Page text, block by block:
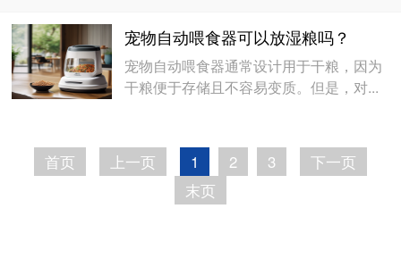
宠物自动喂食器可以放湿粮吗？
宠物自动喂食器通常设计用于干粮，因为
干粮便于存储且不容易变质。但是，对...
首页 上一页 1 2 3
下一页
末页